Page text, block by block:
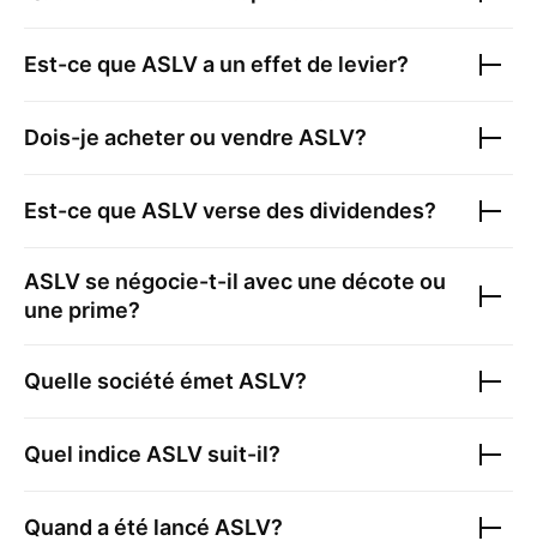
Est-ce que ASLVa un effet de levier?
Dois-je acheter ou vendre ASLV?
Est-ce que ASLVverse des dividendes?
ASLV se négocie-t-il avec une décote ou
une prime?
Quelle société émet ASLV?
Quel indice ASLV suit-il?
Quand a été lancé ASLV?